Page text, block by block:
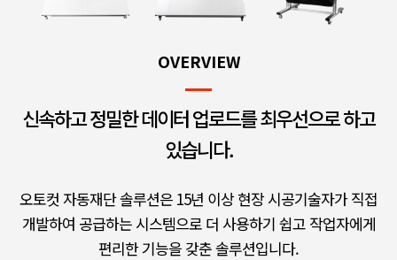
OVERVIEW
신속하고 정밀한 데이터 업로드를최우선으로 하고
있습니다.
오토컷 자동재단 솔루션은 15년 이상 현장 시공기술자가 직접
개발하여 공급하는 시스템으로더 사용하기 쉽고 작업자에게
편리한 기능을 갖춘 솔루션입니다.